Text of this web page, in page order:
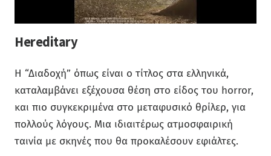
Hereditary
Η “Διαδοχή” όπως είναι ο τίτλος στα ελληνικά,
καταλαμβάνει εξέχουσα θέση στο είδος του horror,
και πιο συγκεκριμένα στο μεταφυσικό θρίλερ, για
πολλούς λόγους. Μια ιδιαιτέρως ατμοσφαιρική
ταινία με σκηνές που θα προκαλέσουν εφιάλτες.